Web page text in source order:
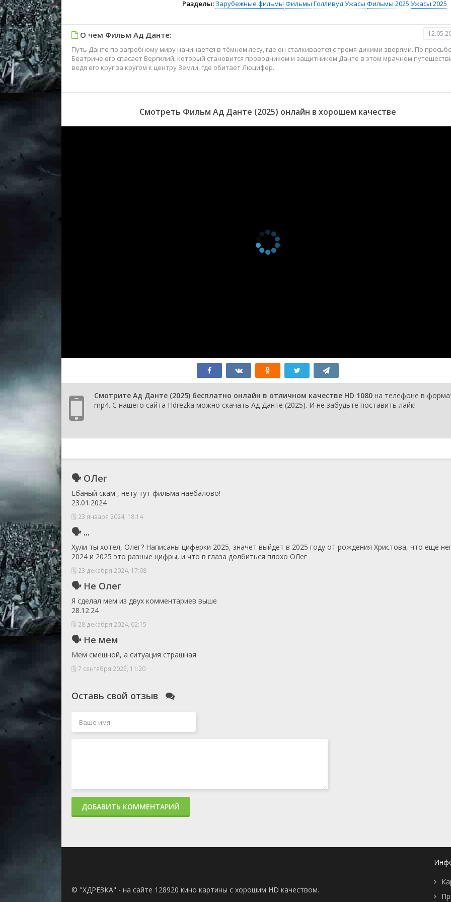
Разделы: Зарубежные фильмы Фильмы ГолливудУжасы Фильмы 2025 Ужасы 2025
О чем Фильм Ад Данте:
Путь Данте по загробному миру начинается в тёмном лесу, где он сталкивается с тремя дикими зверями. По
Беатриче его спасает Вергилий, который становится проводником и защитником Данте в этом мрачном
ведя его круг за кругом к центру Земли, где обитает Люцифер.
Смотреть Фильм Ад Данте (2025) онлайн в хорошем качестве
Смотрите Ад Данте (2025) бесплатно онлайн в отличном качестве HD 1080 на телефоне в
mp4. С нашего сайта Hdrezka можно скачать Ад Данте (2025). И не забудьте поставить лайк!
🗣 ОЛег
Ебаный скам , нету тут фильма наебалово!
23.01.2024
🗓 23 января 2024, 18:14
🗣 ...
Хули ты хотел, Олег? Написаны циферки 2025, значет выйдет в 2025 году от рождения Христова, что ещё
2024 и 2025 это разные цифры, и что в глаза долбиться плохо ОЛег
🗓 23 декабря 2024, 17:08
🗣 Не Олег
Я сделал мем из двух комментариев выше
28.12.24
🗓 28 декабря 2024, 02:15
🗣 Не мем
Мем смешной, а ситуация страшная
🗓 7 сентября 2025, 11:20
Оставь свой отзыв
ДОБАВИТЬ КОММЕНТАРИЙ
© "ХДРЕЗКА" - на сайте 128920 кино картины с хорошим HD качеством.